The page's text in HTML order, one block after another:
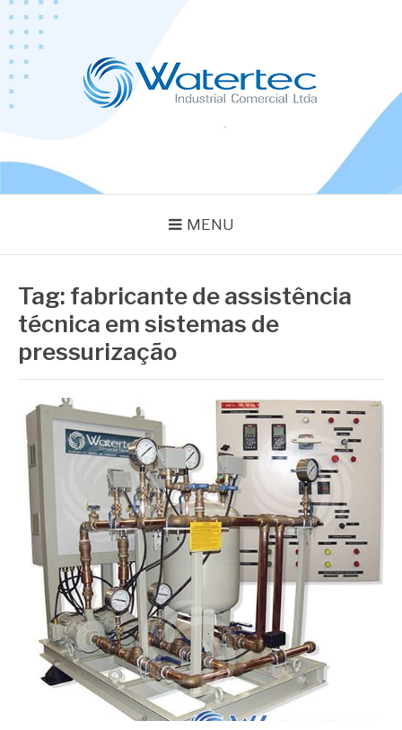
Pular
para
conteúdo
MENU
Tag: fabricante de assistência
técnica em sistemas de
pressurização